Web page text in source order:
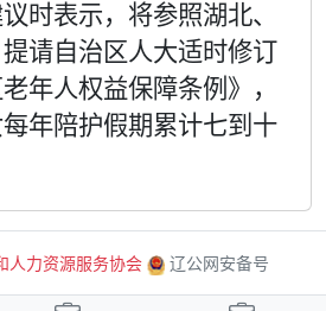
时表示，将参照湖北、
请自治区人大适时修订
年人权益保障条例》，
年陪护假期累计七到十
人力资源服务协会 辽公网安备号